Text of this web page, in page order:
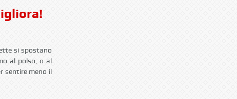
si spostano
al polso, o al
sentire meno il